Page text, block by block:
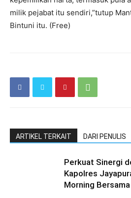
milik pejabat itu sendiri,”tutup
Bintuni itu. (Free)
ARTIKEL TERKAIT DARI PENULIS
Perkuat Sinergi
Kapolres
Morning